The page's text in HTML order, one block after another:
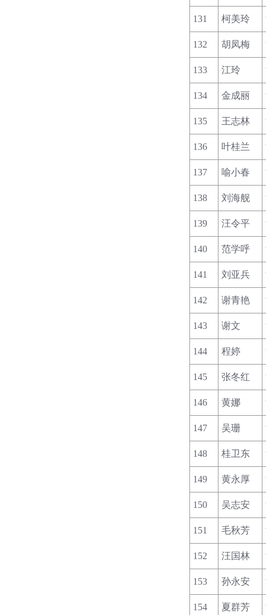
131 柯美玲
132 胡凤梅
133 江玲
134 金成丽
135 王志林
136 叶桂兰
137 喻小春
138 刘海舰
139 汪令平
140 范学呼
141 刘亚兵
142 谢青艳
143 谢文
144 程婷
145 张冬红
146 黄娜
147 吴珊
148 桂卫东
149 黄永厚
150 吴志安
151 毛秋芳
152 汪国林
153 孙永安
154 夏群芳